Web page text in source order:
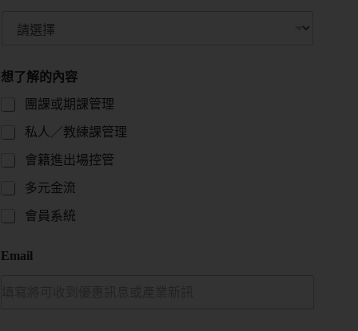
想了解的內容
團課或期課管理
私人／教練課管理
會籍進出場控管
多元金流
會員系統
Email